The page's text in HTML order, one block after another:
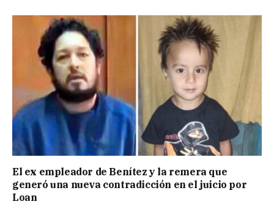
El ex empleador de Benítez y la remera que
generó una nueva contradicción en el juicio por
Loan